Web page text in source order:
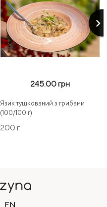
keyboard_arrow_right
245.00 грн
Язик тушкований з грибами
(100/100 г)
200 г
EN